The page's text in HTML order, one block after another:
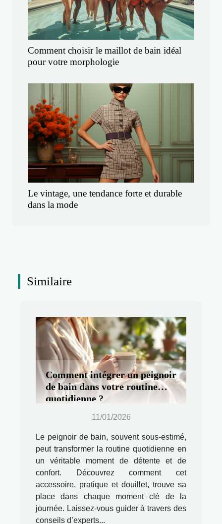
Comment choisir le maillot de bain idéal
pour votre morphologie
Le vintage, une tendance forte et durable
dans la mode
Similaire
Comment intégrer un peignoir
de bain dans votre routine
quotidienne ?
11/01/2026
Le peignoir de bain, souvent sous-estimé,
peut transformer la routine quotidienne en
un véritable moment de détente et de
confort. Découvrez comment cet
accessoire, pratique et douillet, trouve sa
place dans chaque moment clé de la
journée. Laissez-vous guider à travers des
conseils d’experts...